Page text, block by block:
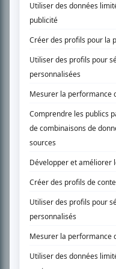
SUR LE RÉSEAU BIZZ MÉDIA
PLAN DU SITE
Accueil
Liste des oeuvres
Recherche avancée
À propos
Nous contacter
Termes et conditions
Politique de confidentialité
Gestion du consentement